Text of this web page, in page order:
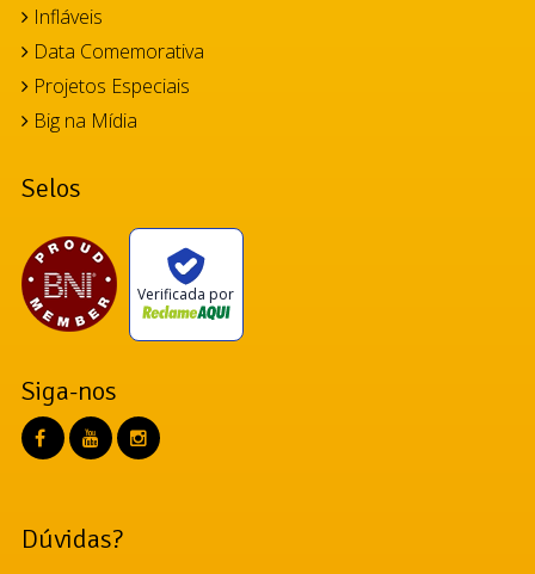
Infláveis
Data Comemorativa
Projetos Especiais
Big na Mídia
Selos
Verificada por
Siga-nos
Dúvidas?